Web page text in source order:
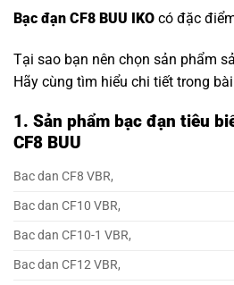
Bạc đạn CF8 BUU IKO có đặc
Tại sao bạn nên chọn sản phẩm
Hãy cùng tìm hiểu chi tiết trong
1. Sản phẩm bạc đạn tiêu
CF8 BUU
Bac dan CF8 VBR,
Bac dan CF10 VBR,
Bac dan CF10-1 VBR,
Bac dan CF12 VBR,